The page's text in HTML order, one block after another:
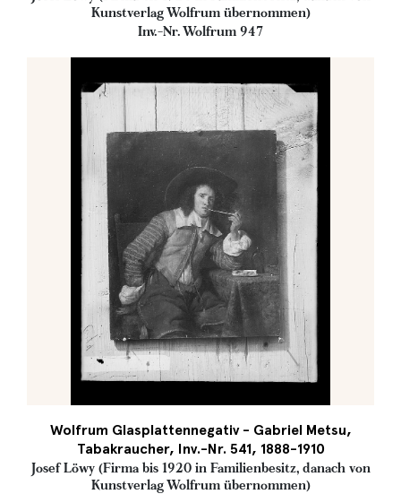
Kunstverlag Wolfrum übernommen)
Inv.-Nr. Wolfrum 947
Wolfrum Glasplattennegativ - Gabriel Metsu,
Tabakraucher, Inv.-Nr. 541, 1888-1910
Josef Löwy (Firma bis 1920 in Familienbesitz, danach von
Kunstverlag Wolfrum übernommen)